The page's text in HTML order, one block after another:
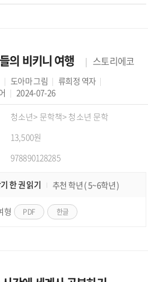
의 비키니 여행 스토리에코
도아마그림 류희정 역자
2024-07-26
청소년> 문학책> 청소년 문학
13,500원
978890128285
한 권 읽기 추천 학년 ( 5~6학년 )
형 PDF 한글